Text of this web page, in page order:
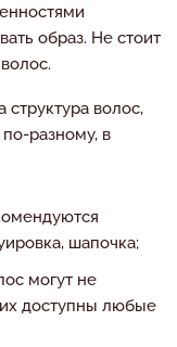
образ. Не стоит
волос,
разному, в
шапочка;
могут не
доступны любые